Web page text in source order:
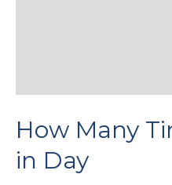
How Many
in Day